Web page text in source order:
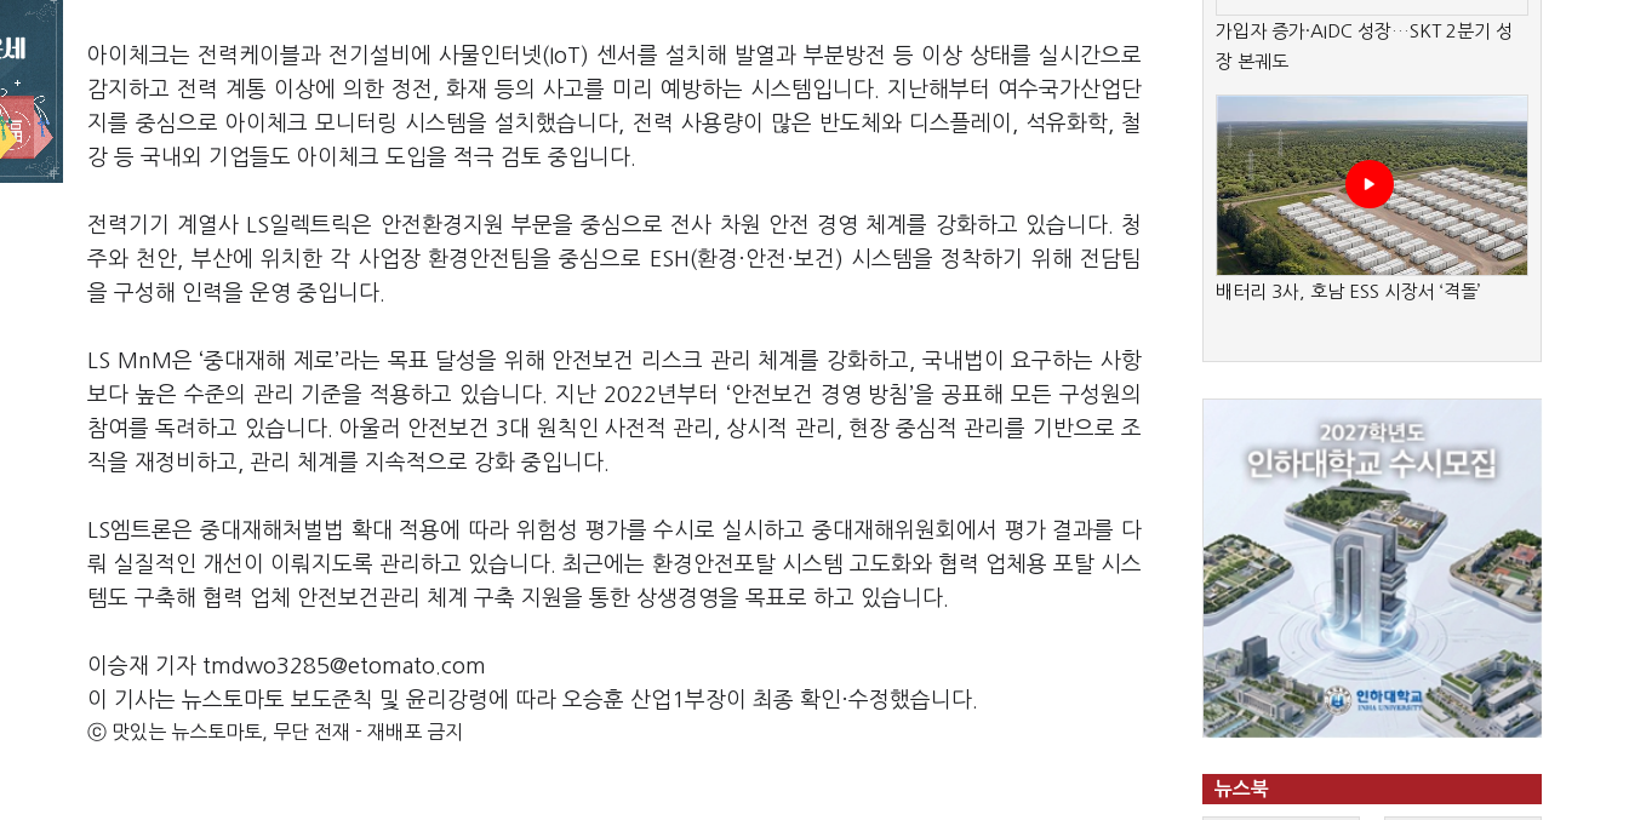
아이체크는 전력케이블과 전기설비에 사물인터넷(IoT) 센서를 설치해 발열과 부분방전 등 이상 상태를 실시간으로
감지하고 전력 계통 이상에 의한 정전, 화재 등의 사고를 미리 예방하는 시스템입니다. 지난해부터 여수국가산업단
지를 중심으로 아이체크 모니터링 시스템을 설치했습니다, 전력 사용량이 많은 반도체와 디스플레이, 석유화학, 철
강 등 국내외 기업들도 아이체크 도입을 적극 검토 중입니다.
전력기기 계열사 LS일렉트릭은 안전환경지원 부문을 중심으로 전사 차원 안전 경영 체계를 강화하고 있습니다. 청
주와 천안, 부산에 위치한 각 사업장 환경안전팀을 중심으로 ESH(환경·안전·보건) 시스템을 정착하기 위해 전담팀
을 구성해 인력을 운영 중입니다.
LS MnM은 ‘중대재해 제로’라는 목표 달성을 위해 안전보건 리스크 관리 체계를 강화하고, 국내법이 요구하는 사항
보다 높은 수준의 관리 기준을 적용하고 있습니다. 지난 2022년부터 ‘안전보건 경영 방침’을 공표해 모든 구성원의
참여를 독려하고 있습니다. 아울러 안전보건 3대 원칙인 사전적 관리, 상시적 관리, 현장 중심적 관리를 기반으로 조
직을 재정비하고, 관리 체계를 지속적으로 강화 중입니다.
LS엠트론은 중대재해처벌법 확대 적용에 따라 위험성 평가를 수시로 실시하고 중대재해위원회에서 평가 결과를 다
뤄 실질적인 개선이 이뤄지도록 관리하고 있습니다. 최근에는 환경안전포탈 시스템 고도화와 협력 업체용 포탈 시스
템도 구축해 협력 업체 안전보건관리 체계 구축 지원을 통한 상생경영을 목표로 하고 있습니다.
이승재 기자 tmdwo3285@etomato.com
이 기사는 뉴스토마토 보도준칙 및 윤리강령에 따라 오승훈 산업1부장이 최종 확인·수정했습니다.
ⓒ 맛있는 뉴스토마토, 무단 전재 - 재배포 금지
가입자 증가·AIDC 성장…SKT 2분기 성
장 본궤도
배터리 3사, 호남 ESS 시장서 ‘격돌’
뉴스북